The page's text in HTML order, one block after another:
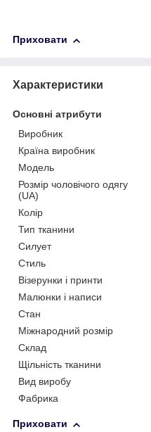
Приховати
Характеристики
Основні атрибути
Виробник
Країна виробник
Модель
Розмір чоловічого одягу
(UA)
Колір
Тип тканини
Силует
Стиль
Візерунки і принти
Малюнки і написи
Стан
Міжнародний розмір
Склад
Щільність тканини
Вид виробу
Фабрика
Приховати